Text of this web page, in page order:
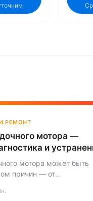
РЕМОНТ
мотора —
и
мотора может быть
причин — от
причину, объясняем,